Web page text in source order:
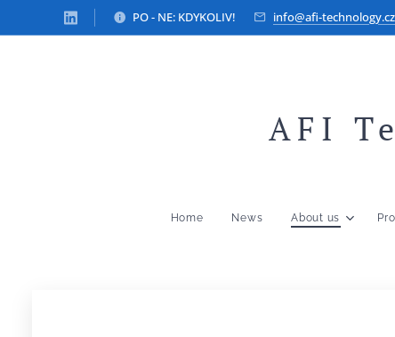
PO - NE: KDYKOLIV! info@afi-technology.cz
AFI
Home News About us